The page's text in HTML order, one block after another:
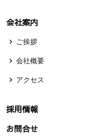
会社案内
ご挨拶
会社概要
アクセス
採用情報
お問合せ